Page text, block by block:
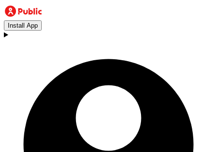
Install App